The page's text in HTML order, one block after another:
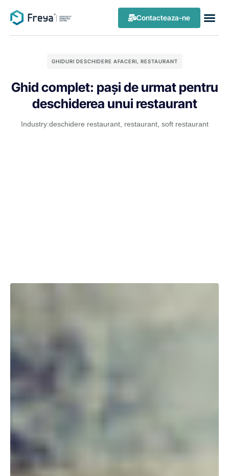
Contacteaza-ne
GHIDURI DESCHIDERE AFACERI, RESTAURANT
Ghid complet: pași de urmat pentru
deschiderea unui restaurant
Industry:deschidere restaurant, restaurant, soft restaurant